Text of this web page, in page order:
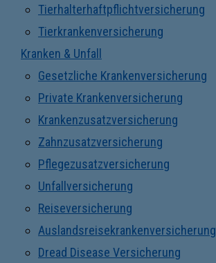
Tierhalterhaftpflichtversicherung
Tierkrankenversicherung
Kranken & Unfall
Gesetzliche Krankenversicherung
Private Krankenversicherung
Krankenzusatzversicherung
Zahnzusatzversicherung
Pflegezusatzversicherung
Unfallversicherung
Reiseversicherung
Auslandsreisekrankenversicherung
Dread Disease Versicherung